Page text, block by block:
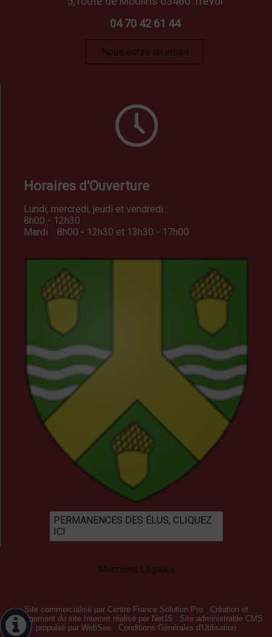
04 70 42 61 44
Nous écrire un email
Horaires d'Ouverture
Lundi, mercredi, jeudi et vendredi :
8h00 - 12h30
Mardi : 8h00 - 12h30 et 13h30 - 17h00
PERMANENCES DES ÉLUS, CLIQUEZ
ICI
Mentions Légales
Site commercialisé par Centre France Solution Pro- Création et
hébergement du site Internet réalisé par Net15- Site administrable CMS
propulsé par WebSee - Conditions Générales d'Utilisation